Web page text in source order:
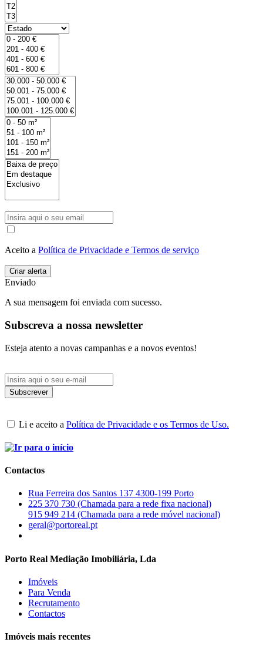
Aceito a Política de Privacidade e Termos de serviço
Enviado
A sua mensagem foi enviada com sucesso.
Subscreva a nossa newsletter
Esteja atento a novas campanhas e a novos eventos!
Li e aceito a Política de Privacidade e os Termos de Uso.
Contactos
Rua Ferreira dos Santos 137 4300-199 Porto
225 370 730 (Chamada para a rede fixa nacional)
915 949 214 (Chamada para a rede móvel nacional)
geral@portoreal.pt
Porto Real Mediação Imobiliária, Lda
Imóveis
Para Venda
Recrutamento
Contactos
Imóveis mais recentes